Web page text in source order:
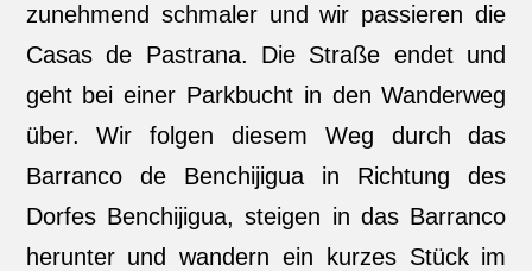
zunehmend schmaler und wir passieren die
Casas de Pastrana. Die Straße endet und
geht bei einer Parkbucht in den Wanderweg
über. Wir folgen diesem Weg durch das
Barranco de Benchijigua in Richtung des
Dorfes Benchijigua, steigen in das Barranco
herunter und wandern ein kurzes Stück im